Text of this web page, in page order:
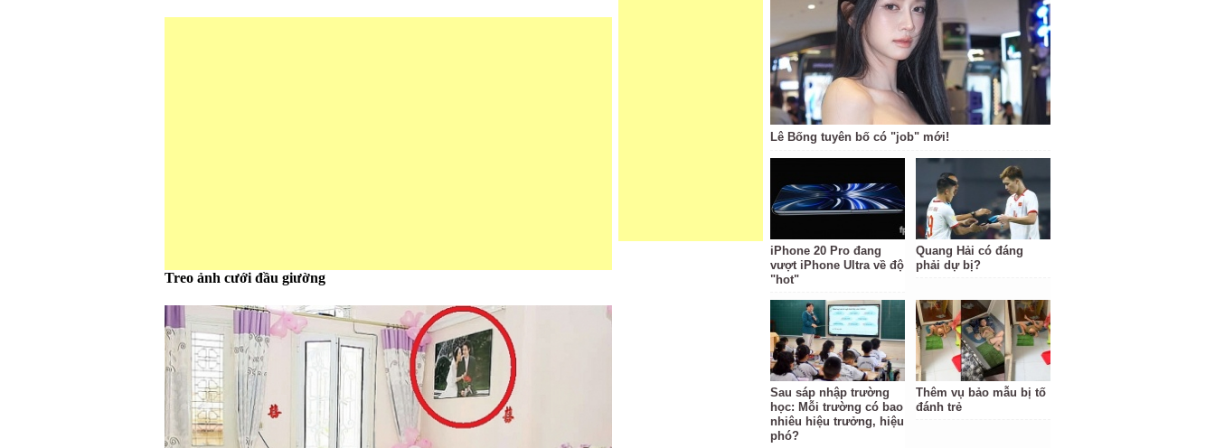
Treo ảnh cưới đầu giường
Lê Bống tuyên bố có "job" mới!
iPhone 20 Pro đang
vượt iPhone Ultra về độ
"hot"
Quang Hải có đáng
phải dự bị?
Sau sáp nhập trường
học: Mỗi trường có bao
nhiêu hiệu trưởng, hiệu
phó?
Thêm vụ bảo mẫu bị tố
đánh trẻ